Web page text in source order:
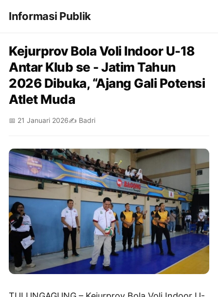
Informasi Publik
Kejurprov Bola Voli Indoor U-18
Antar Klub se - Jatim Tahun
2026 Dibuka, “Ajang Gali Potensi
Atlet Muda
📅 21 Januari 2026✍️ Badri